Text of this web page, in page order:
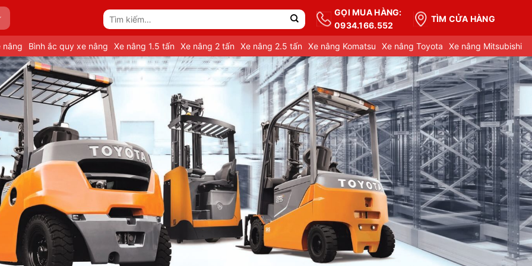
Tìm
kiếm:
GỌI MUA HÀNG:
0934.166.552
TÌM CỬA HÀNG
nâng Bình ắc quy xe nâng Xe nâng 1.5 tấn Xe nâng 2 tấn Xe nâng 2.5 tấn Xe nâng Komatsu Xe nâng Toyota Xe nâng Mitsubishi